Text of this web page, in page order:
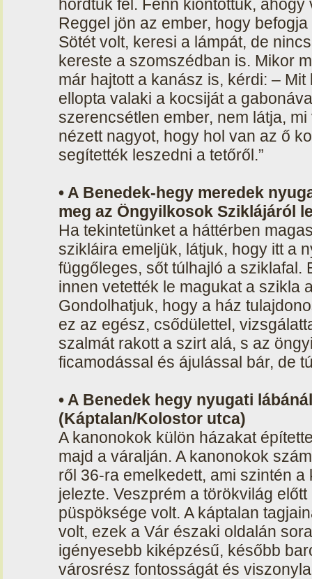
hordtuk fel. Fenn kiöntöttük, ahogy
Reggel jön az ember, hogy
Sötét volt, keresi a lámpát, de
kereste a szomszédban is. Mikor
már hajtott a kanász is, kérdi: –
ellopta valaki a kocsiját a
szerencsétlen ember, nem látja,
nézett nagyot, hogy hol van az ő
segítették leszedni a tetőről.”
• A Benedek-hegy meredek
meg az Öngyilkosok Sziklájáról
Ha tekintetünket a háttérben
szikláira emeljük, látjuk, hogy itt a
függőleges, sőt túlhajló a sziklafal.
innen vetették le magukat a szikla
Gondolhatjuk, hogy a ház
ez az egész, csődülettel,
szalmát rakott a szirt alá, s az
ficamodással és ájulással bár, de
• A Benedek hegy nyugati
(Káptalan/Kolostor utca)
A kanonokok külön házakat
majd a váralján. A kanonokok
ről 36-ra emelkedett, ami szintén
jelezte. Veszprém a törökvilág
püspöksége volt. A káptalan
volt, ezek a Vár északi oldalán
igényesebb kiképzésű, később
városrész fontosságát és